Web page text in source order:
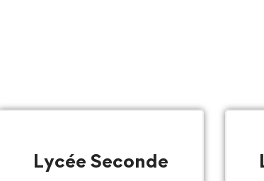
Lycée Seconde